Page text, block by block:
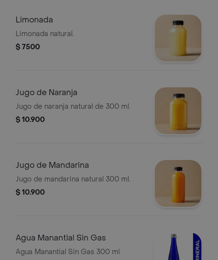
Limonada
Limonada natural.
$ 7500
Jugo de Naranja
Jugo de naranja natural de 300 ml.
$ 10.900
Jugo de Mandarina
Jugo de mandarina natural 300 ml.
$ 10.900
Agua Manantial Sin Gas
Agua Manantial Sin Gas 300 ml